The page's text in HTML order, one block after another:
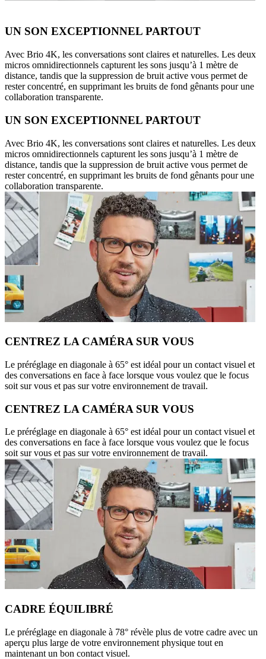
UN SON EXCEPTIONNEL PARTOUT
Avec Brio 4K, les conversations sont claires et naturelles. Les deux
micros omnidirectionnels capturent les sons jusqu’à 1 mètre de
distance, tandis que la suppression de bruit active vous permet de
rester concentré, en supprimant les bruits de fond gênants pour une
collaboration transparente.
UN SON EXCEPTIONNEL PARTOUT
Avec Brio 4K, les conversations sont claires et naturelles. Les deux
micros omnidirectionnels capturent les sons jusqu’à 1 mètre de
distance, tandis que la suppression de bruit active vous permet de
rester concentré, en supprimant les bruits de fond gênants pour une
collaboration transparente.
CENTREZ LA CAMÉRA SUR VOUS
Le préréglage en diagonale à 65° est idéal pour un contact visuel et
des conversations en face à face lorsque vous voulez que le focus
soit sur vous et pas sur votre environnement de travail.
CENTREZ LA CAMÉRA SUR VOUS
Le préréglage en diagonale à 65° est idéal pour un contact visuel et
des conversations en face à face lorsque vous voulez que le focus
soit sur vous et pas sur votre environnement de travail.
CADRE ÉQUILIBRÉ
Le préréglage en diagonale à 78° révèle plus de votre cadre avec un
aperçu plus large de votre environnement physique tout en
maintenant un bon contact visuel.